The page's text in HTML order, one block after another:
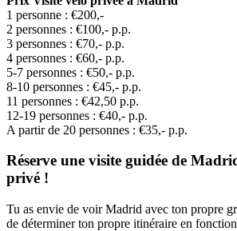
1 personne : €200,-
2 personnes : €100,- p.p.
3 personnes : €70,- p.p.
4 personnes : €60,- p.p.
5-7 personnes : €50,- p.p.
8-10 personnes : €45,- p.p.
11 personnes : €42,50 p.p.
12-19 personnes : €40,- p.p.
A partir de 20 personnes : €35,- p.p.
Réserve une visite guidée de
privé !
Tu as envie de voir Madrid avec ton propre
de déterminer ton propre itinéraire en